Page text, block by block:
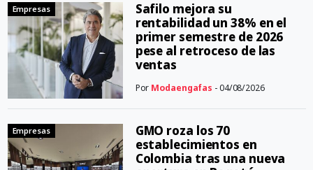
Empresas
Safilo mejora su
rentabilidad un 38% en el
primer semestre de 2026
pese al retroceso de las
ventas
Por Modaengafas - 04/08/2026
Empresas
GMO roza los 70
establecimientos en
Colombia tras una nueva